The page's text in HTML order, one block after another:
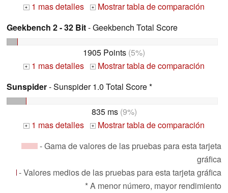
+ 1 mas detalles +
Mostrar tabla de comparación
Geekbench 2 - 32 Bit- Geekbench Total Score
1905 Points (5%)
+ 1 mas detalles +
Mostrar tabla de comparación
Sunspider- Sunspider 1.0 Total Score *
835 ms(9%)
+ 1 mas detalles +
Mostrar tabla de comparación
- Gama de valores de las pruebas para esta tarjeta
gráfica
- Valores medios de las pruebas para esta tarjeta gráfica
* A menor número, mayor rendimiento